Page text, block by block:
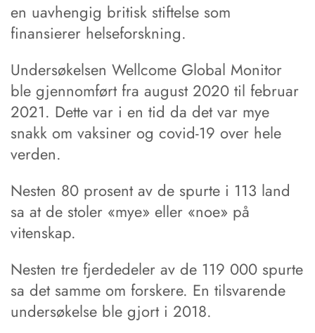
en uavhengig britisk stiftelse som
finansierer helseforskning.
Undersøkelsen Wellcome Global Monitor
ble gjennomført fra august 2020 til februar
2021. Dette var i en tid da det var mye
snakk om vaksiner og covid-19 over hele
verden.
Nesten 80 prosent av de spurte i 113 land
sa at de stoler «mye» eller «noe» på
vitenskap.
Nesten tre fjerdedeler av de 119 000 spurte
sa det samme om forskere. En tilsvarende
undersøkelse ble gjort i 2018.